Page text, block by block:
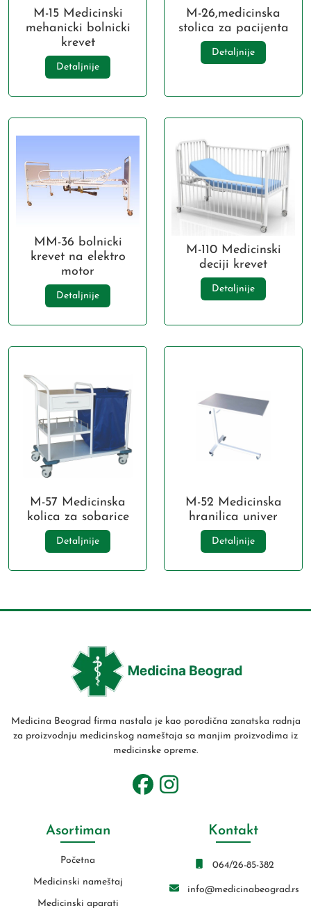
M-15 Medicinski
mehanicki bolnicki
krevet
Detaljnije
M-26,medicinska
stolica za pacijenta
Detaljnije
MM-36 bolnicki
krevet na elektro
motor
Detaljnije
M-110 Medicinski
deciji krevet
Detaljnije
M-57 Medicinska
kolica za sobarice
Detaljnije
M-52 Medicinska
hranilica univer
Detaljnije
Medicina Beograd firma nastala je kao porodična zanatska radnja
za proizvodnju medicinskog nameštaja sa manjim proizvodima iz
medicinske opreme.
Asortiman
Početna
Medicinski nameštaj
Medicinski aparati
Kontakt
064/26-85-382
info@medicinabeograd.rs